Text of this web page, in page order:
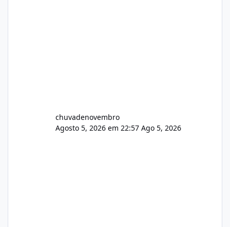
chuvadenovembro
Agosto 5, 2026 em 22:57 Ago 5, 2026